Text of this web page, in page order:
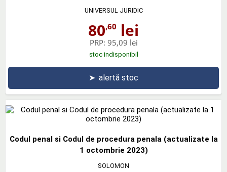
UNIVERSUL JURIDIC
80,60 lei
PRP: 95,09 lei
stoc indisponibil
➤ alertă stoc
Codul penal si Codul de procedura penala (actualizate la
1 octombrie 2023)
SOLOMON